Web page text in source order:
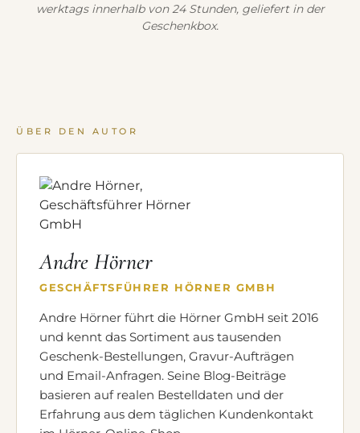
werktags innerhalb von 24 Stunden, geliefert in der
Geschenkbox.
ÜBER DEN AUTOR
Andre Hörner
GESCHÄFTSFÜHRER HÖRNER GMBH
Andre Hörner führt die Hörner GmbH seit 2016
und kennt das Sortiment aus tausenden
Geschenk-Bestellungen, Gravur-Aufträgen
und Email-Anfragen. Seine Blog-Beiträge
basieren auf realen Bestelldaten und der
Erfahrung aus dem täglichen Kundenkontakt